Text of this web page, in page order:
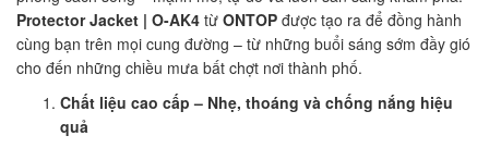
Protector Jacket | O-AK4 từ ONTOP được tạo ra để đồng hành
cùng bạn trên mọi cung đường – từ những buổi sáng sớm đầy gió
cho đến những chiều mưa bất chợt nơi thành phố.
Chất liệu cao cấp – Nhẹ, thoáng và chống nắng hiệu
quả